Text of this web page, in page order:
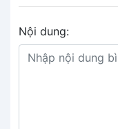
Nội dung: